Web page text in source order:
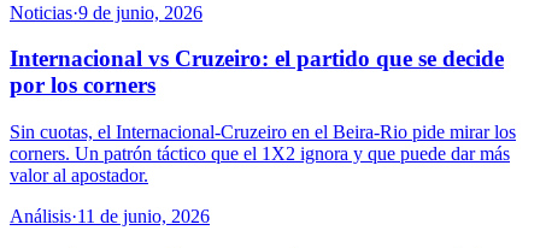
Noticias·9 de junio, 2026
Internacional vs Cruzeiro: el partido que se decide
por los corners
Sin cuotas, el Internacional-Cruzeiro en el Beira-Rio pide mirar los
corners. Un patrón táctico que el 1X2 ignora y que puede dar más
valor al apostador.
Análisis·11 de junio, 2026